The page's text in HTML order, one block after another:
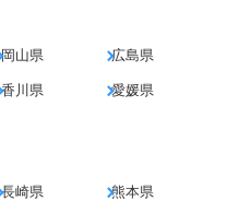
岡山県 広島県
香川県 愛媛県
長崎県 熊本県